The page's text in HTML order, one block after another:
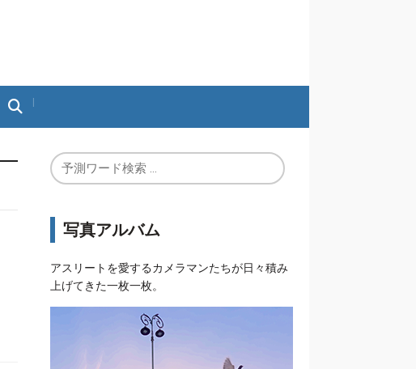
写真アルバム
アスリートを愛するカメラマンたちが日々積み
上げてきた一枚一枚。